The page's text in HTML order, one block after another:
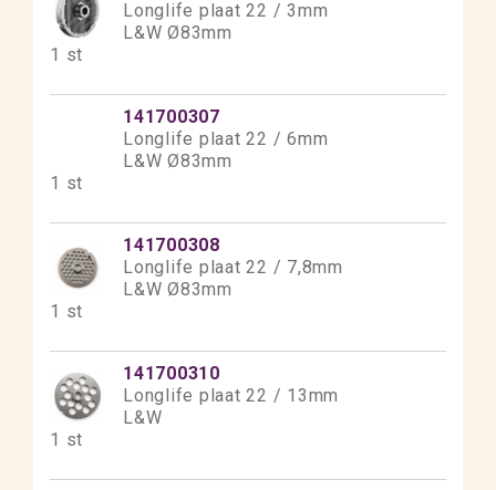
Longlife plaat 22 / 3mm
L&W Ø83mm
1 st
141700307
Longlife plaat 22 / 6mm
L&W Ø83mm
1 st
141700308
Longlife plaat 22 / 7,8mm
L&W Ø83mm
1 st
141700310
Longlife plaat 22 / 13mm
L&W
1 st